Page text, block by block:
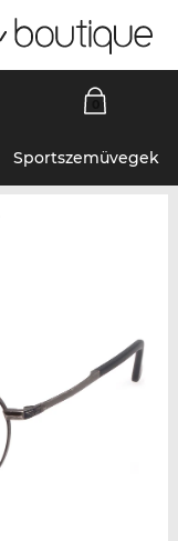
Sportszemüvegek